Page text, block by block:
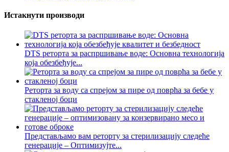
Истакнути производи
DTS реторта за распршивање воде: Основна технологија
која обезбеђује...
Реторта за воду са спрејом за пире од поврћа за бебе у
стакленој боци
Представљамо вам реторту за стерилизацију следеће
генерације – Оптимизујте...